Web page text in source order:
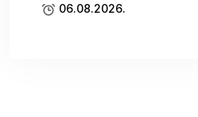
06.08.2026.